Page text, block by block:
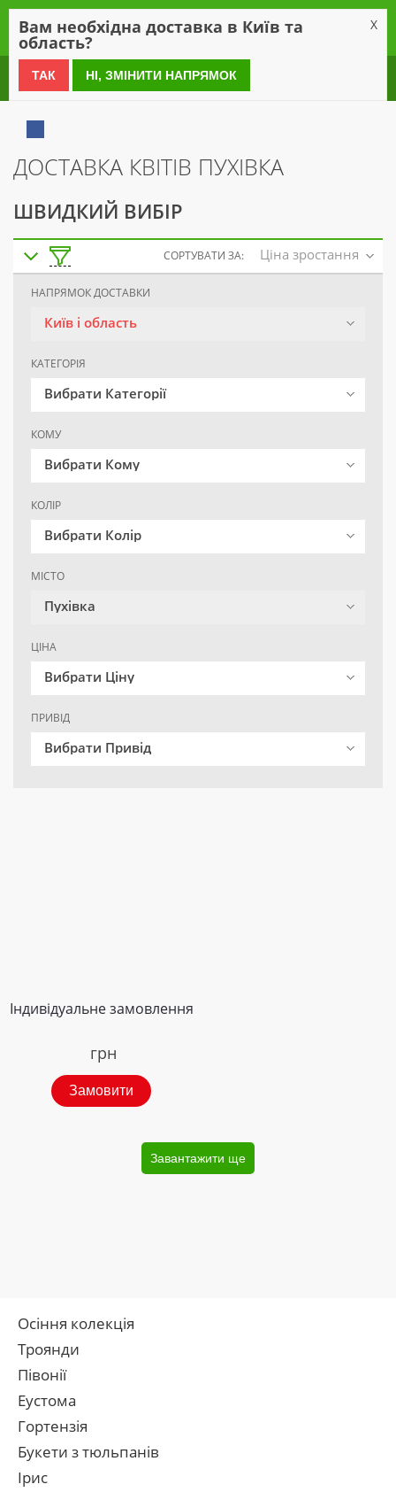
0 800 21 54 55
ДОСТАВКА КВІТІВ ПУХІВКА
ШВИДКИЙ ВИБІР
СОРТУВАТИ ЗА: Ціна зростання
НАПРЯМОК ДОСТАВКИ
Київ і область
КАТЕГОРІЯ
Вибрати Категорії
КОМУ
Вибрати Кому
КОЛІР
Вибрати Колір
МІСТО
Пухівка
ЦІНА
Вибрати Ціну
ПРИВІД
Вибрати Привід
Індивідуальне замовлення
грн
Замовити
Завантажити ще
Осіння колекція
Троянди
Півонії
Еустома
Гортензія
Букети з тюльпанів
Ірис
Вам необхідна доставка в Київ та
область?
X
ТАК НІ, ЗМІНИТИ НАПРЯМОК